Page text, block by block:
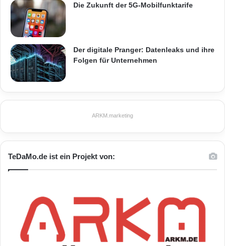
Die Zukunft der 5G-Mobilfunktarife
Der digitale Pranger: Datenleaks und ihre
Folgen für Unternehmen
ARKM.marketing
TeDaMo.de ist ein Projekt von: